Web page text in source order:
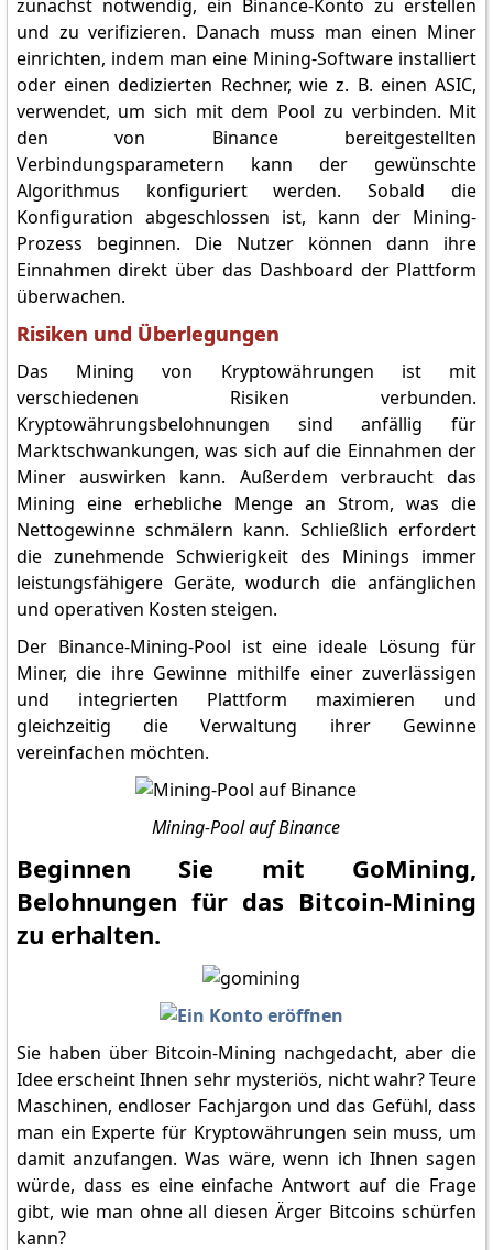
zunächst notwendig, ein Binance-Konto zu erstellen
und zu verifizieren. Danach muss man einen Miner
einrichten, indem man eine Mining-Software installiert
oder einen dedizierten Rechner, wie z. B. einen ASIC,
verwendet, um sich mit dem Pool zu verbinden. Mit
den von Binance bereitgestellten
Verbindungsparametern kann der gewünschte
Algorithmus konfiguriert werden. Sobald die
Konfiguration abgeschlossen ist, kann der Mining-
Prozess beginnen. Die Nutzer können dann ihre
Einnahmen direkt über das Dashboard der Plattform
überwachen.
Risiken und Überlegungen
Das Mining von Kryptowährungen ist mit
verschiedenen Risiken verbunden.
Kryptowährungsbelohnungen sind anfällig für
Marktschwankungen, was sich auf die Einnahmen der
Miner auswirken kann. Außerdem verbraucht das
Mining eine erhebliche Menge an Strom, was die
Nettogewinne schmälern kann. Schließlich erfordert
die zunehmende Schwierigkeit des Minings immer
leistungsfähigere Geräte, wodurch die anfänglichen
und operativen Kosten steigen.
Der Binance-Mining-Pool ist eine ideale Lösung für
Miner, die ihre Gewinne mithilfe einer zuverlässigen
und integrierten Plattform maximieren und
gleichzeitig die Verwaltung ihrer Gewinne
vereinfachen möchten.
Mining-Pool auf Binance
Beginnen Sie mit GoMining,
Belohnungen für das Bitcoin-Mining
zu erhalten.
Sie haben über Bitcoin-Mining nachgedacht, aber die
Idee erscheint Ihnen sehr mysteriös, nicht wahr? Teure
Maschinen, endloser Fachjargon und das Gefühl, dass
man ein Experte für Kryptowährungen sein muss, um
damit anzufangen. Was wäre, wenn ich Ihnen sagen
würde, dass es eine einfache Antwort auf die Frage
gibt, wie man ohne all diesen Ärger Bitcoins schürfen
kann?